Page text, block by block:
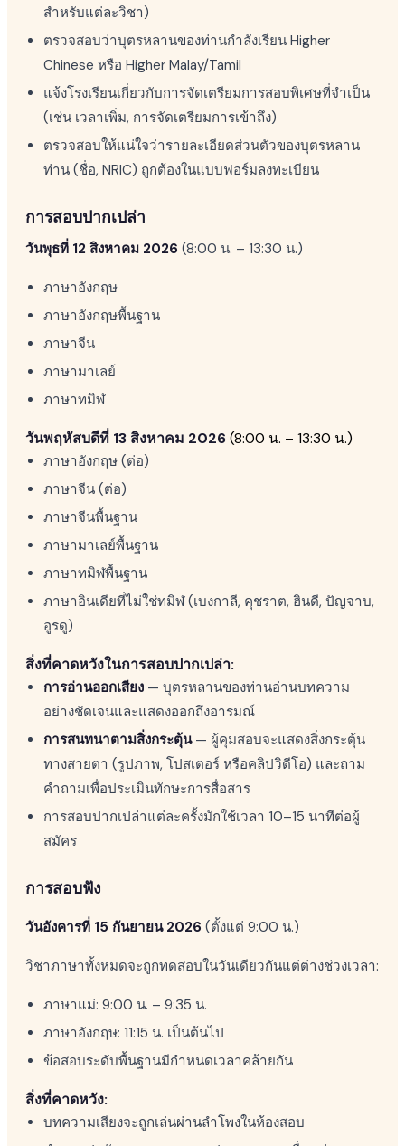
สำหรับแต่ละวิชา)
ตรวจสอบว่าบุตรหลานของท่านกำลังเรียน Higher
Chinese หรือ Higher Malay/Tamil
แจ้งโรงเรียนเกี่ยวกับการจัดเตรียมการสอบพิเศษที่จำเป็น
(เช่น เวลาเพิ่ม, การจัดเตรียมการเข้าถึง)
ตรวจสอบให้แน่ใจว่ารายละเอียดส่วนตัวของบุตรหลาน
ท่าน (ชื่อ, NRIC) ถูกต้องในแบบฟอร์มลงทะเบียน
การสอบปากเปล่า
วันพุธที่ 12 สิงหาคม 2026 (8:00 น. – 13:30 น.)
ภาษาอังกฤษ
ภาษาอังกฤษพื้นฐาน
ภาษาจีน
ภาษามาเลย์
ภาษาทมิฬ
วันพฤหัสบดีที่ 13 สิงหาคม 2026(8:00 น. – 13:30 น.)
ภาษาอังกฤษ (ต่อ)
ภาษาจีน (ต่อ)
ภาษาจีนพื้นฐาน
ภาษามาเลย์พื้นฐาน
ภาษาทมิฬพื้นฐาน
ภาษาอินเดียที่ไม่ใช่ทมิฬ (เบงกาลี, คุชราต, ฮินดี, ปัญจาบ,
อูรดู)
สิ่งที่คาดหวังในการสอบปากเปล่า:
การอ่านออกเสียง — บุตรหลานของท่านอ่านบทความ
อย่างชัดเจนและแสดงออกถึงอารมณ์
การสนทนาตามสิ่งกระตุ้น— ผู้คุมสอบจะแสดงสิ่งกระตุ้น
ทางสายตา (รูปภาพ, โปสเตอร์ หรือคลิปวิดีโอ) และถาม
คำถามเพื่อประเมินทักษะการสื่อสาร
การสอบปากเปล่าแต่ละครั้งมักใช้เวลา 10–15 นาทีต่อผู้
สมัคร
การสอบฟัง
วันอังคารที่ 15 กันยายน 2026 (ตั้งแต่ 9:00 น.)
วิชาภาษาทั้งหมดจะถูกทดสอบในวันเดียวกันแต่ต่างช่วงเวลา:
ภาษาแม่: 9:00 น. – 9:35 น.
ภาษาอังกฤษ: 11:15 น. เป็นต้นไป
ข้อสอบระดับพื้นฐานมีกำหนดเวลาคล้ายกัน
สิ่งที่คาดหวัง:
บทความเสียงจะถูกเล่นผ่านลำโพงในห้องสอบ